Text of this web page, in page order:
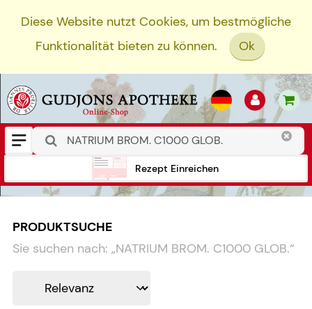
Diese Website nutzt Cookies, um bestmögliche
Funktionalität bieten zu können.
Ok
Rezept Einreichen
PRODUKTSUCHE
Sie suchen nach: „NATRIUM BROM. C1000 GLOB.“